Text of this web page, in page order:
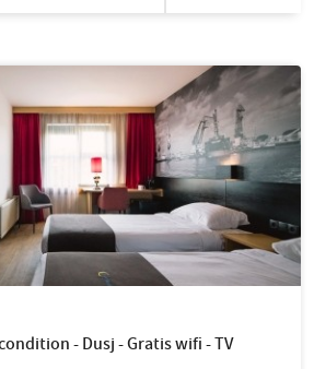
- Dusj - Gratis wifi - TV